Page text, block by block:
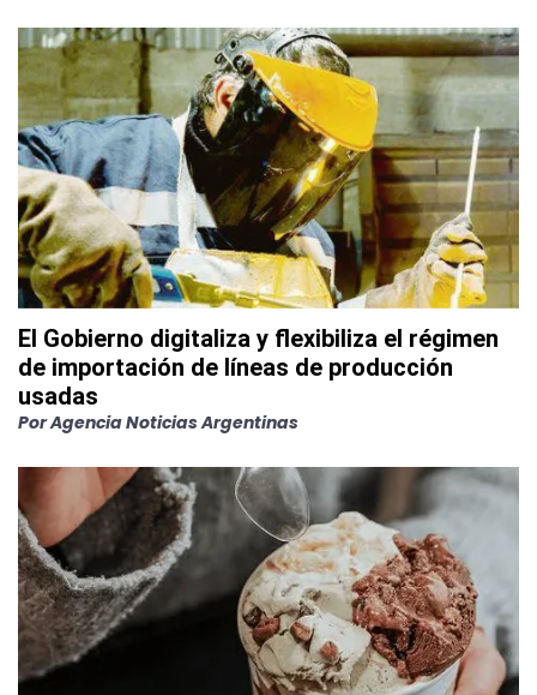
El Gobierno digitaliza y flexibiliza el régimen
de importación de líneas de producción
usadas
PorAgencia Noticias Argentinas